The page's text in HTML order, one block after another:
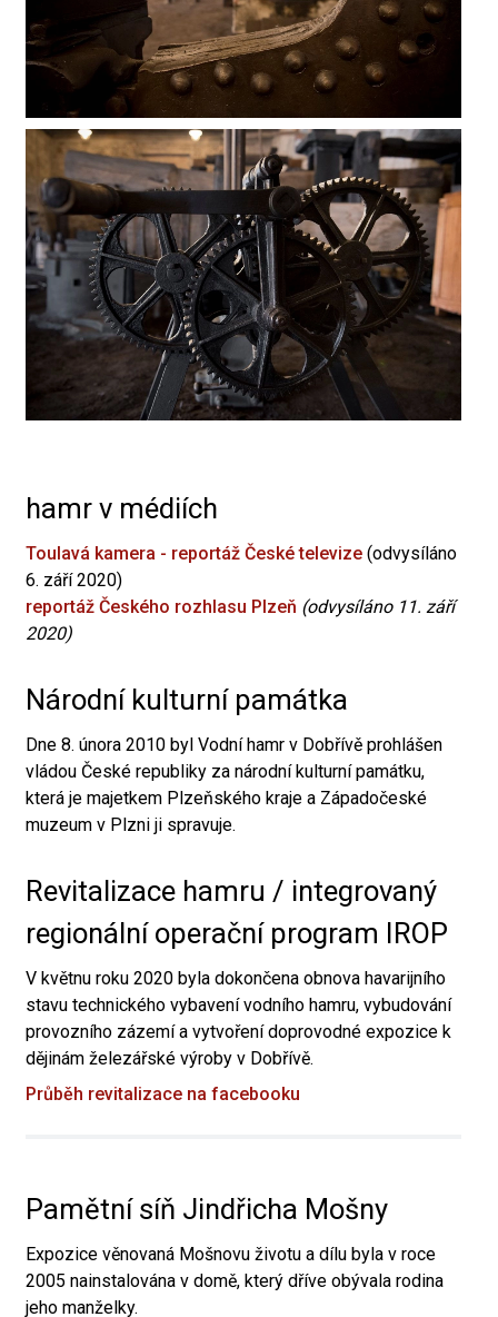
hamr v médiích
Toulavá kamera - reportáž České televize (odvysíláno
6. září 2020)
reportáž Českého rozhlasu Plzeň (odvysíláno 11. září
2020)
Národní kulturní památka
Dne 8. února 2010 byl Vodní hamr v Dobřívě prohlášen
vládou České republiky za národní kulturní památku,
která je majetkem Plzeňského kraje a Západočeské
muzeum v Plzni ji spravuje.
Revitalizace hamru / integrovaný
regionální operační program IROP
V květnu roku 2020 byla dokončena obnova havarijního
stavu technického vybavení vodního hamru, vybudování
provozního zázemí a vytvoření doprovodné expozice k
dějinám železářské výroby v Dobřívě.
Průběh revitalizace na facebooku
Pamětní síň Jindřicha Mošny
Expozice věnovaná Mošnovu životu a dílu byla v roce
2005 nainstalována v domě, který dříve obývala rodina
jeho manželky.